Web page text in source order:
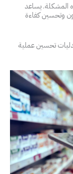
المشكلة. يساعد
وتحسين كفاءة
تحسين عملية